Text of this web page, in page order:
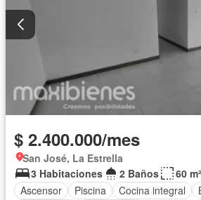
$ 2.400.000/mes
San José, La Estrella
3 Habitaciones
2 Baños
60 m²
Ascensor
Piscina Cocina integral